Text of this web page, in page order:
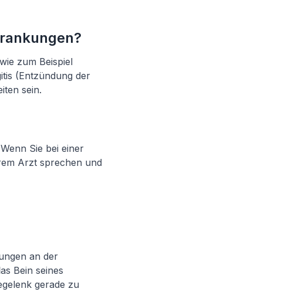
zum Beispiel
(Entzündung der
sein.
Sie bei einer
Arzt sprechen und
an der
Bein seines
gerade zu